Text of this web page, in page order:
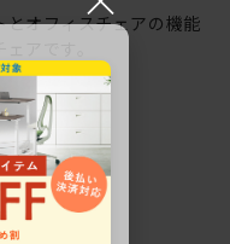
オフィスチェアの機能
アです。